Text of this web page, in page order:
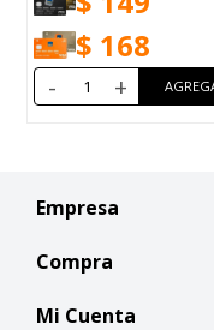
$ 168
- +
Empresa
Compra
Mi Cuenta